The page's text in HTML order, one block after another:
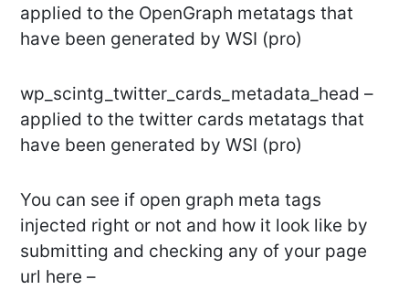
applied to the OpenGraph metatags that
have been generated by WSI (pro)
wp_scintg_twitter_cards_metadata_head –
applied to the twitter cards metatags that
have been generated by WSI (pro)
You can see if open graph meta tags
injected right or not and how it look like by
submitting and checking any of your page
url here –